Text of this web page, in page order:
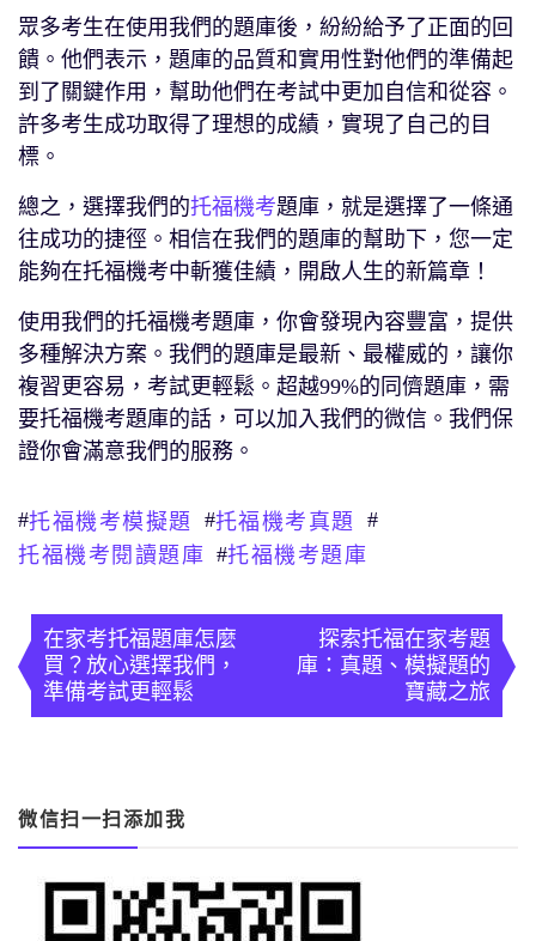
眾多考生在使用我們的題庫後，紛紛給予了正面的回
饋。他們表示，題庫的品質和實用性對他們的準備起
到了關鍵作用，幫助他們在考試中更加自信和從容。
許多考生成功取得了理想的成績，實現了自己的目
標。
總之，選擇我們的托福機考題庫，就是選擇了一條通
往成功的捷徑。相信在我們的題庫的幫助下，您一定
能夠在托福機考中斬獲佳績，開啟人生的新篇章！
使用我們的托福機考題庫，你會發現內容豐富，提供
多種解決方案。我們的題庫是最新、最權威的，讓你
複習更容易，考試更輕鬆。超越99%的同儕題庫，需
要托福機考題庫的話，可以加入我們的微信。我們保
證你會滿意我們的服務。
#托福機考模擬題 #托福機考真題
#
托福機考閱讀題庫 #托福機考題庫
章
導
覽
在家考托福題庫怎麼
買？放心選擇我們，
準備考試更輕鬆
探索托福在家考題
庫：真題、模擬題的
寶藏之旅
微信扫一扫添加我